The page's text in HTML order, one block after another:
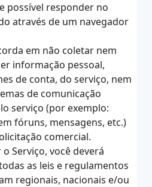
possível responder no
através de um navegador
em não coletar nem
informação pessoal,
de conta, do serviço, nem
de comunicação
serviço (por exemplo:
fóruns, mensagens, etc.)
comercial.
Serviço, você deverá
as leis e regulamentos
regionais, nacionais e/ou